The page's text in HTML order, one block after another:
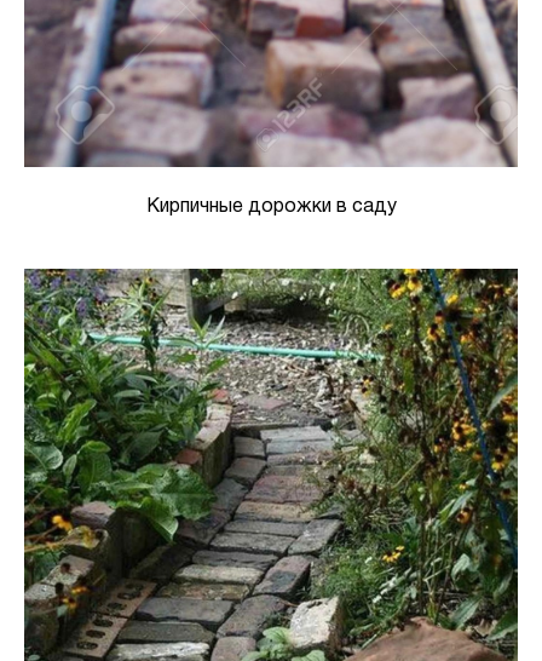
Кирпичные дорожки в саду